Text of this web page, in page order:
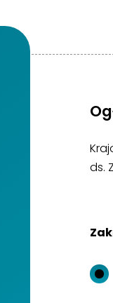
ds.